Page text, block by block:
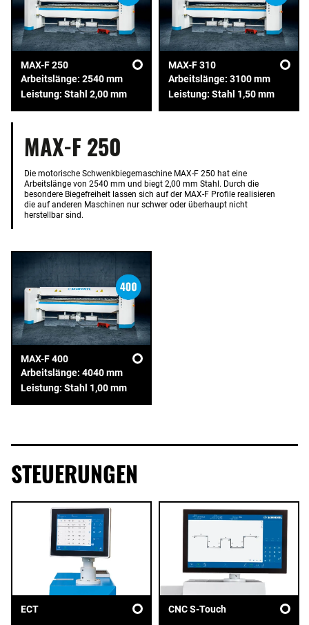
MAX-F 250
Arbeitslänge: 2540 mm
Leistung: Stahl 2,00 mm
MAX-F 310
Arbeitslänge: 3100 mm
Leistung: Stahl 1,50 mm
MAX-F 250
Die motorische Schwenkbiegemaschine MAX-F 250 hat eine
Arbeitslänge von 2540 mm und biegt 2,00 mm Stahl. Durch die
besondere Biegefreiheit lassen sich auf der MAX-F Profile realisieren
die auf anderen Maschinen nur schwer oder überhaupt nicht
herstellbar sind.
MAX-F 400
Arbeitslänge: 4040 mm
Leistung: Stahl 1,00 mm
STEUERUNGEN
ECT CNC S-Touch